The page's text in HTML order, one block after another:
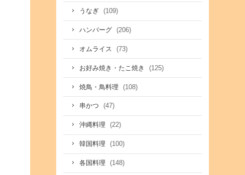
うなぎ (109)
ハンバーグ (206)
オムライス (73)
お好み焼き・たこ焼き (125)
焼鳥・鳥料理 (108)
串かつ (47)
沖縄料理 (22)
韓国料理 (100)
各国料理 (148)